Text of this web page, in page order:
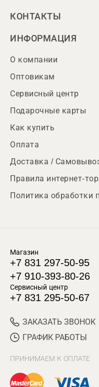
КОНТАКТЫ
ИНФОРМАЦИЯ
О компании
Оптовикам
Сервисный центр
Подарочные карты
Как купить
Оплата
Доставка /
Правила интернет-
Политика обработки
Магазин
+7 831 297-50-95
+7 910-393-80-26
Сервисный центр
+7 831 295-50-67
ЗАКАЗАТЬ ЗВОНОК
ГРАФИК РАБОТЫ
ПРИНИМАЕМ К ОПЛАТЕ